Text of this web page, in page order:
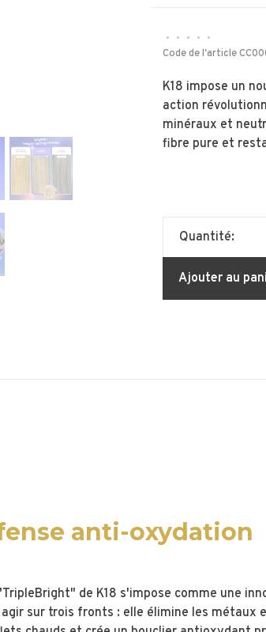
• • • •
•
Code de l'article
K18 impose un
action
minéraux et
fibre pure et
Quantité:
Ajouter au
anti-oxydation
de K18 s'impose comme une
sur trois fronts : elle élimine les métaux